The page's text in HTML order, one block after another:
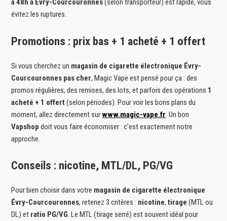
à 48h à Évry-Courcouronnes(selon transporteur) est rapide, vous
évitez les ruptures.
Promotions : prix bas + 1 acheté + 1 offert
Si vous cherchez un magasin de cigarette électronique Évry-
Courcouronnes pas cher, Magic Vape est pensé pour ça : des
promos régulières, des remises, des lots, et parfois des opérations 1
acheté + 1 offert (selon périodes). Pour voir les bons plans du
moment, allez directement surwww.magic-vape.fr. Un bon
Vapshop doit vous faire économiser : c’est exactement notre
approche.
Conseils : nicotine, MTL/DL, PG/VG
Pour bien choisir dans votre magasin de cigarette électronique
Évry-Courcouronnes, retenez 3 critères : nicotine,tirage (MTL ou
DL) et ratio PG/VG. Le MTL (tirage serré) est souvent idéal pour